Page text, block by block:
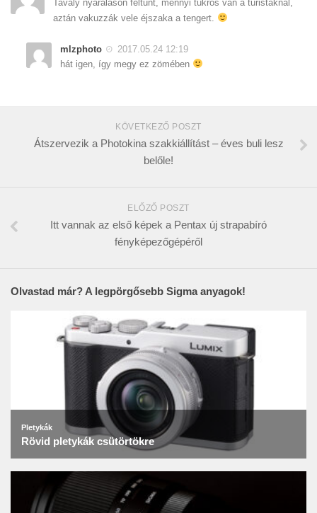
Tavaly nyaraláson feltűnt, mennyi tükrös van a turistáknál,
aztán vakuzzák vele éjszaka a tengert.
mlzphoto
2017.05.24 12:19
hát igen, így megy ez zömében
KÖVETKEZŐ POSZT
Átszervezik a Photokina szakkiállítást – éves buli lesz
belőle!
ELŐZŐ POSZT
Itt vannak az első képek a Pentax új strapabíró
fényképezőgépéről
Olvastad már? A legpörgősebb Sigma anyagok!